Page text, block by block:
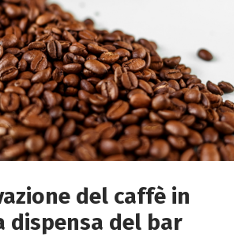
del caffè in
dispensa del bar